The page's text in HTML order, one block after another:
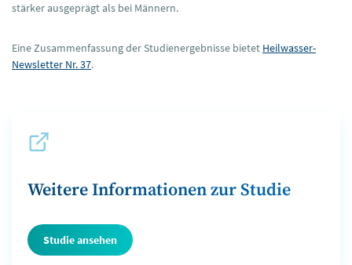
stärker ausgeprägt als bei Männern.
Eine Zusammenfassung der Studienergebnisse bietet Heilwasser-
Newsletter Nr. 37.
Weitere Informationen zur Studie
Studie ansehen